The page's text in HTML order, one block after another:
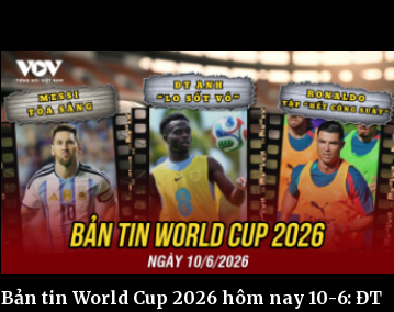
Âm nhạc
Di sản
Sao Việt
Bản tin World Cup 2026 hôm nay 10-6: ĐT